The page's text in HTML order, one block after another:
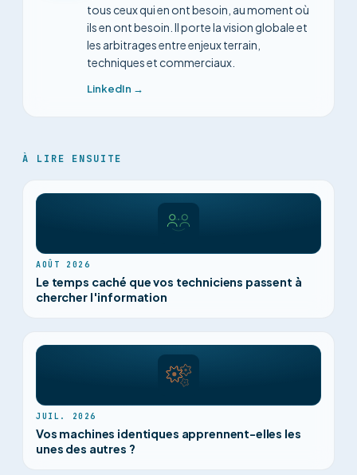
tous ceux qui en ont besoin, au moment où
ils en ont besoin. Il porte la vision globale et
les arbitrages entre enjeux terrain,
techniques et commerciaux.
LinkedIn →
À LIRE ENSUITE
AOÛT 2026
Le temps caché que vos techniciens passent à
chercher l'information
JUIL. 2026
Vos machines identiques apprennent-elles les
unes des autres ?